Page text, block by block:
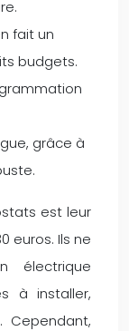
fait un
budgets.
grâce à
est leur
euros. Ils ne
électrique
à installer,
Cependant,